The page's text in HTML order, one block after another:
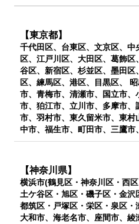
【東京都】
千代田区、台東区、文京区、
区、江戸川区、大田区、葛飾
谷区、新宿区、杉並区、墨田
区、練馬区、港区、目黒区、
市、青梅市、清瀬市、国立市
市、狛江市、立川市、多摩市
市、羽村市、東久留米市、東
中市、福生市、町田市、三鷹市
【神奈川県】
横浜市(鶴見区・神奈川区・西
土ケ谷区・旭区・磯子区・金沢
都筑区・戸塚区・栄区・泉区・
大和市、海老名市、座間市、